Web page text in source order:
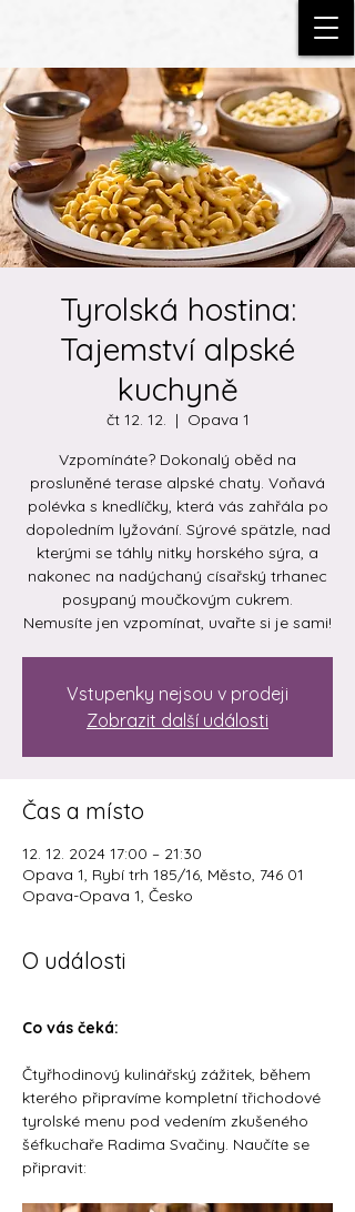
Tyrolská hostina:
Tajemství alpské
kuchyně
čt 12. 12.
  |
Opava 1
Vzpomínáte? Dokonalý oběd na
prosluněné terase alpské chaty. Voňavá
polévka s knedlíčky, která vás zahřála po
dopoledním lyžování. Sýrové spätzle, nad
kterými se táhly nitky horského sýra, a
nakonec na nadýchaný císařský trhanec
posypaný moučkovým cukrem.
Nemusíte jen vzpomínat, uvařte si je sami!
Vstupenky nejsou v prodeji
Zobrazit další události
Čas a místo
12. 12. 2024 17:00 – 21:30
Opava 1, Rybí trh 185/16, Město, 746 01
Opava-Opava 1, Česko
O události
Co vás čeká:
Čtyřhodinový kulinářský zážitek, během
kterého připravíme kompletní třichodové
tyrolské menu pod vedením zkušeného
šéfkuchaře Radima Svačiny. Naučíte se
připravit: